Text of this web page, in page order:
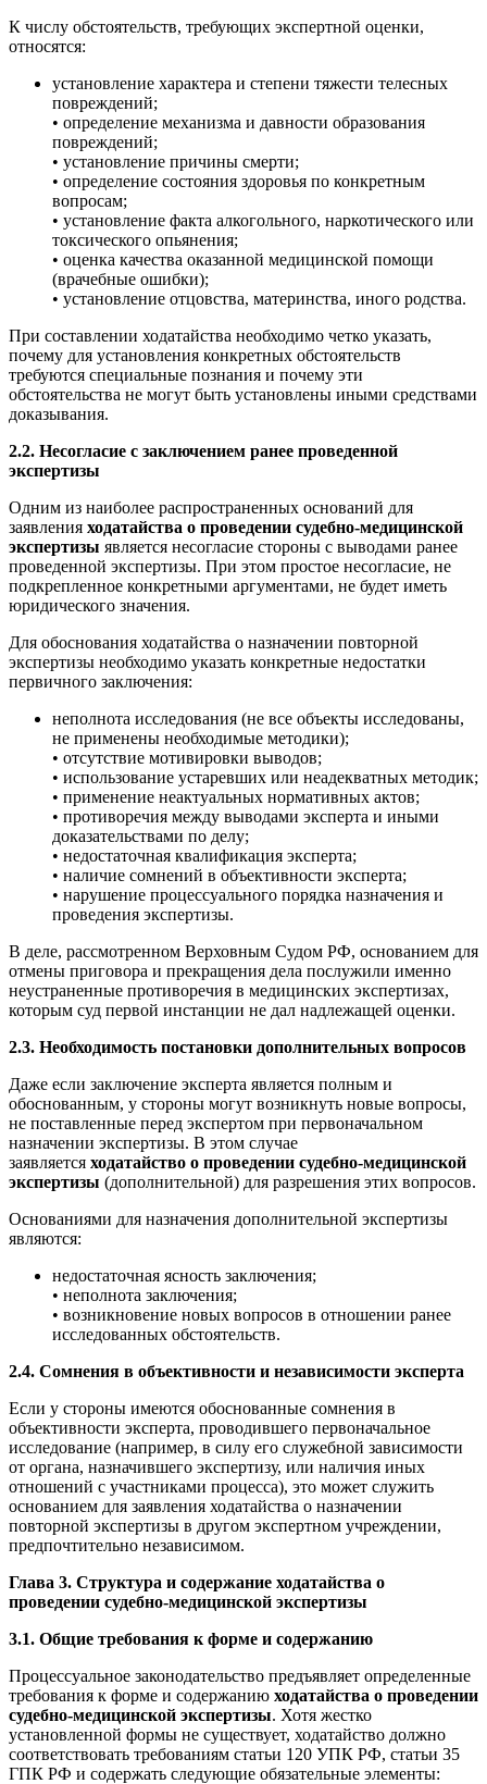
К числу обстоятельств, требующих экспертной оценки,
относятся:
установление характера и степени тяжести телесных
повреждений;
• определение механизма и давности образования
повреждений;
• установление причины смерти;
• определение состояния здоровья по конкретным
вопросам;
• установление факта алкогольного, наркотического или
токсического опьянения;
• оценка качества оказанной медицинской помощи
(врачебные ошибки);
• установление отцовства, материнства, иного родства.
При составлении ходатайства необходимо четко указать,
почему для установления конкретных обстоятельств
требуются специальные познания и почему эти
обстоятельства не могут быть установлены иными средствами
доказывания.
2.2. Несогласие с заключением ранее проведенной
экспертизы
Одним из наиболее распространенных оснований для
заявления ходатайства о проведении судебно-медицинской
экспертизы является несогласие стороны с выводами ранее
проведенной экспертизы. При этом простое несогласие, не
подкрепленное конкретными аргументами, не будет иметь
юридического значения.
Для обоснования ходатайства о назначении повторной
экспертизы необходимо указать конкретные недостатки
первичного заключения:
неполнота исследования (не все объекты исследованы,
не применены необходимые методики);
• отсутствие мотивировки выводов;
• использование устаревших или неадекватных методик;
• применение неактуальных нормативных актов;
• противоречия между выводами эксперта и иными
доказательствами по делу;
• недостаточная квалификация эксперта;
• наличие сомнений в объективности эксперта;
• нарушение процессуального порядка назначения и
проведения экспертизы.
В деле, рассмотренном Верховным Судом РФ, основанием для
отмены приговора и прекращения дела послужили именно
неустраненные противоречия в медицинских экспертизах,
которым суд первой инстанции не дал надлежащей оценки.
2.3. Необходимость постановки дополнительных вопросов
Даже если заключение эксперта является полным и
обоснованным, у стороны могут возникнуть новые вопросы,
не поставленные перед экспертом при первоначальном
назначении экспертизы. В этом случае
заявляется ходатайство о проведении судебно-медицинской
экспертизы (дополнительной) для разрешения этих вопросов.
Основаниями для назначения дополнительной экспертизы
являются:
недостаточная ясность заключения;
• неполнота заключения;
• возникновение новых вопросов в отношении ранее
исследованных обстоятельств.
2.4. Сомнения в объективности и независимости эксперта
Если у стороны имеются обоснованные сомнения в
объективности эксперта, проводившего первоначальное
исследование (например, в силу его служебной зависимости
от органа, назначившего экспертизу, или наличия иных
отношений с участниками процесса), это может служить
основанием для заявления ходатайства о назначении
повторной экспертизы в другом экспертном учреждении,
предпочтительно независимом.
Глава 3. Структура и содержание ходатайства о
проведении судебно-медицинской экспертизы
3.1. Общие требования к форме и содержанию
Процессуальное законодательство предъявляет определенные
требования к форме и содержанию ходатайства о проведении
судебно-медицинской экспертизы. Хотя жестко
установленной формы не существует, ходатайство должно
соответствовать требованиям статьи 120 УПК РФ, статьи 35
ГПК РФ и содержать следующие обязательные элементы: